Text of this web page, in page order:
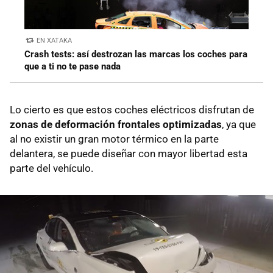
EN XATAKA
Crash tests: así destrozan las marcas los coches para
que a ti no te pase nada
Lo cierto es que estos coches eléctricos disfrutan de
zonas de deformación frontales optimizadas, ya que
al no existir un gran motor térmico en la parte
delantera, se puede diseñar con mayor libertad esta
parte del vehículo.